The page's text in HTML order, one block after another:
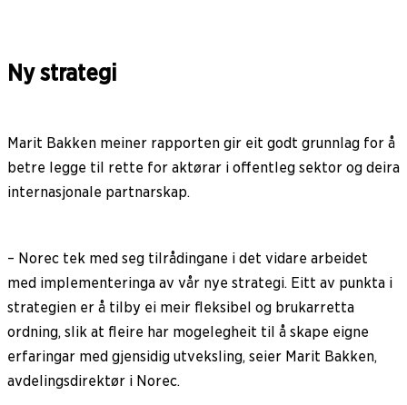
Ny strategi
Marit Bakken meiner rapporten gir eit godt grunnlag for å
betre legge til rette for aktørar i offentleg sektor og deira
internasjonale partnarskap.
– Norec tek med seg tilrådingane i det vidare arbeidet
med implementeringa av vår nye strategi. Eitt av punkta i
strategien er å tilby ei meir fleksibel og brukarretta
ordning, slik at fleire har mogelegheit til å skape eigne
erfaringar med gjensidig utveksling, seier Marit Bakken,
avdelingsdirektør i Norec.